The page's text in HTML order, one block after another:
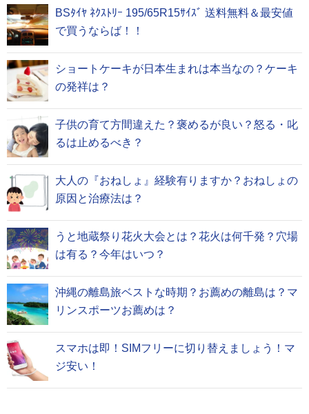
BSﾀｲﾔ ﾈｸｽﾄﾘｰ 195/65R15ｻｲｽﾞ 送料無料＆最安値
で買うならば！！
ショートケーキが日本生まれは本当なの？ケーキ
の発祥は？
子供の育て方間違えた？褒めるが良い？怒る・叱
るは止めるべき？
大人の『おねしょ』経験有りますか？おねしょの
原因と治療法は？
うと地蔵祭り花火大会とは？花火は何千発？穴場
は有る？今年はいつ？
沖縄の離島旅ベストな時期？お薦めの離島は？マ
リンスポーツお薦めは？
スマホは即！SIMフリーに切り替えましょう！マ
ジ安い！